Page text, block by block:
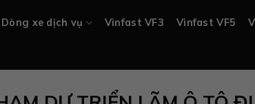
Dòng xe dịch vụ Vinfast VF3 Vinfast VF5